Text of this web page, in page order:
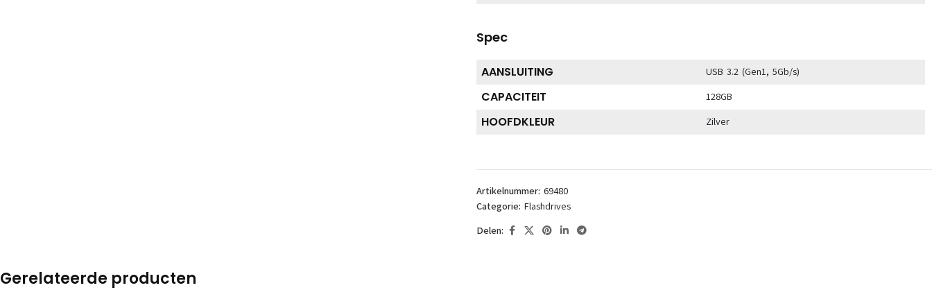
Spec
AANSLUITING USB 3.2 (Gen1, 5Gb/s)
CAPACITEIT 128GB
HOOFDKLEUR Zilver
Artikelnummer: 69480
Categorie: Flashdrives
Delen:
Gerelateerde producten